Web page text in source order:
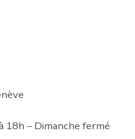
18h – Dimanche fermé